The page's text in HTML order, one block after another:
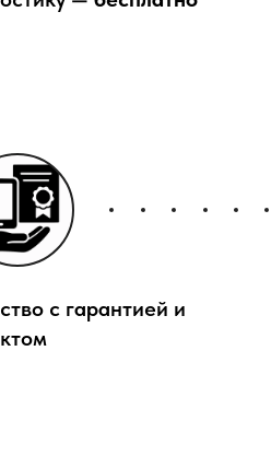
с гарантией и